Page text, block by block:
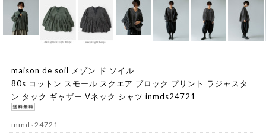
maison de soil メゾン ド ソイル
80s コットン スモール スクエア ブロック プリント ラジャスタ
ン タック ギャザー Vネック シャツ inmds24721
inmds24721